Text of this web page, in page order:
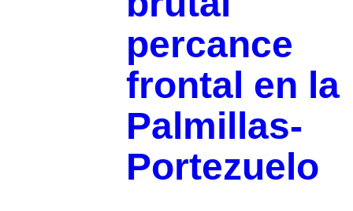
percance
frontal en la
Palmillas-
Portezuelo